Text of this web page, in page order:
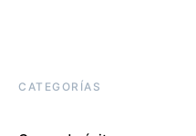
CATEGORÍAS